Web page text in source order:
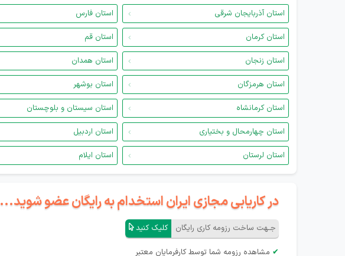
استان آذربایجان شرقی
استان فارس
استان کرمان
استان قم
استان زنجان
استان همدان
استان هرمزگان
استان بوشهر
استان کرمانشاه
استان سیستان و بلوچستان
استان چهارمحال و بختیاری
استان اردبیل
استان لرستان
استان ایلام
در کاریابی مجازی ایران استخدام به رایگان عضو شوید...
جـهت ساخت رزومه کاری رایگان کلیک کنید
✔ مشاهده رزومه شما توسط کارفرمایان معتبر